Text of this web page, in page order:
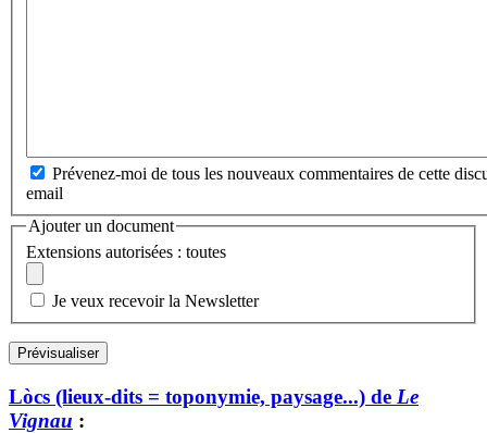
Prévenez-moi de tous les nouveaux commentaires de cette
email
Ajouter un document
Extensions autorisées : toutes
Je veux recevoir la Newsletter
Lòcs (lieux-dits = toponymie, paysage...) de Le
Vignau :